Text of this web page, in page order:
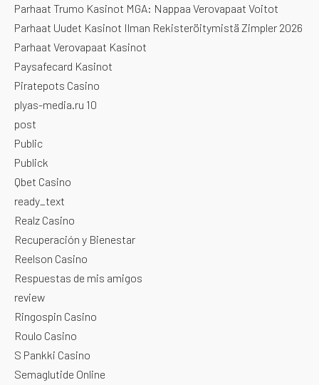
Parhaat Trumo Kasinot MGA: Nappaa Verovapaat Voitot
Parhaat Uudet Kasinot Ilman Rekisteröitymistä Zimpler 2026
Parhaat Verovapaat Kasinot
Paysafecard Kasinot
Piratepots Casino
plyas-media.ru 10
post
Public
Publick
Qbet Casino
ready_text
Realz Casino
Recuperación y Bienestar
Reelson Casino
Respuestas de mis amigos
review
Ringospin Casino
Roulo Casino
S Pankki Casino
Semaglutide Online